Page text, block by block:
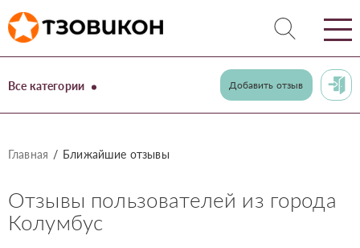
Все категории Добавить отзыв
Главная Ближайшие отзывы
Отзывы пользователей из города
Колумбус